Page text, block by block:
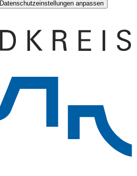
Datenschutzeinstellungen anpassen